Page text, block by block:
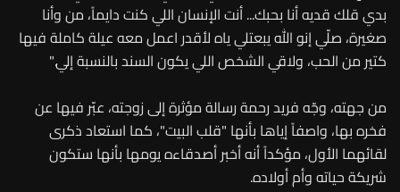
بدي قلك قديه أنا بحبك... أنت الإنسان اللي كنت دايماً، من وأنا
صغيرة، صلّي إنو الله يبعتلي ياه لأقدر اعمل معه عيلة كاملة فيها
كتير من الحب، ولاقي الشخص اللي يكون السند بالنسبة إلي."
من جهته، وجّه فريد رحمة رسالة مؤثرة إلى زوجته، عبّر فيها عن
فخره بها، واصفاً إياها بأنها "قلب البيت"، كما استعاد ذكرى
لقائهما الأول، مؤكداً أنه أخبر أصدقاءه يومها بأنها ستكون
شريكة حياته وأم أولاده.